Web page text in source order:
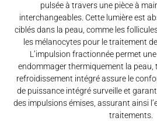
pulsée à travers une pièce à
interchangeables. Cette lumière est
ciblés dans la peau, comme les
les mélanocytes pour le traitement
L’impulsion fractionnée permet
endommager thermiquement la peau,
refroidissement intégré assure le
de puissance intégré surveille et
des impulsions émises, assurant ainsi
traitements.